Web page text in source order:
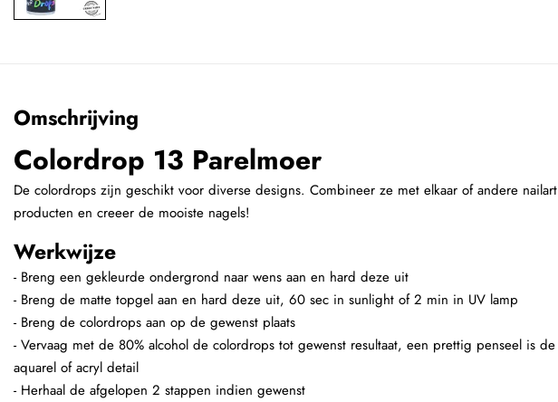
Omschrijving
Colordrop 13 Parelmoer
De colordrops zijn geschikt voor diverse designs. Combineer ze met elkaar of andere nailart
producten en creeer de mooiste nagels!
Werkwijze
- Breng een gekleurde ondergrond naar wens aan en hard deze uit
- Breng de matte topgel aan en hard deze uit, 60 sec in sunlight of 2 min in UV lamp
- Breng de colordrops aan op de gewenst plaats
- Vervaag met de 80% alcohol de colordrops tot gewenst resultaat, een prettig penseel is de
aquarel of acryl detail
- Herhaal de afgelopen 2 stappen indien gewenst